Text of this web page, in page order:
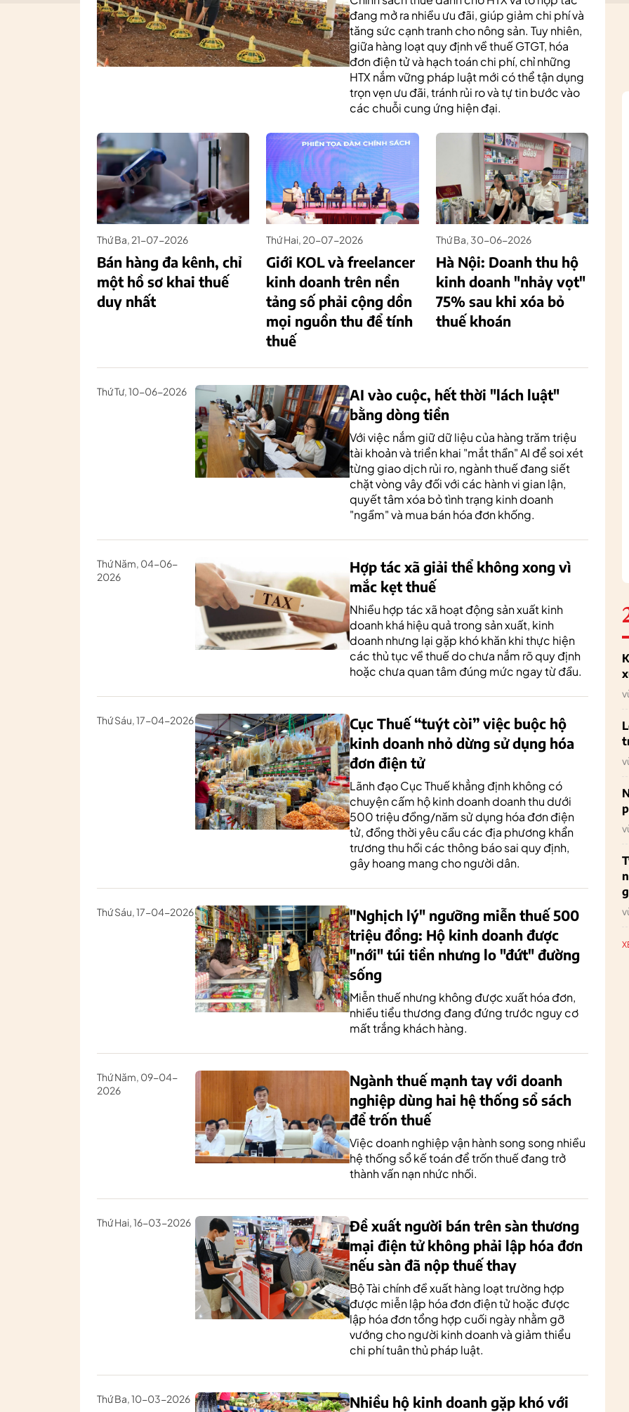
đang mở ra nhiều ưu đãi, giúp giảm chi phí và
tăng sức cạnh tranh cho nông sản. Tuy nhiên,
giữa hàng loạt quy định về thuế GTGT, hóa
đơn điện tử và hạch toán chi phí, chỉ những
HTX nắm vững pháp luật mới có thể tận dụng
trọn vẹn ưu đãi, tránh rủi ro và tự tin bước vào
các chuỗi cung ứng hiện đại.
Thứ Ba, 21-07-2026
Bán hàng đa kênh, chỉ
một hồ sơ khai thuế
duy nhất
Thứ Hai, 20-07-2026
Giới KOL và freelancer
kinh doanh trên nền
tảng số phải cộng dồn
mọi nguồn thu để tính
thuế
Thứ Ba, 30-06-2026
Hà Nội: Doanh thu hộ
kinh doanh "nhảy vọt"
75% sau khi xóa bỏ
thuế khoán
Thứ Tư, 10-06-2026
AI vào cuộc, hết thời "lách luật"
bằng dòng tiền
Với việc nắm giữ dữ liệu của hàng trăm triệu
tài khoản và triển khai "mắt thần" AI để soi xét
từng giao dịch rủi ro, ngành thuế đang siết
chặt vòng vây đối với các hành vi gian lận,
quyết tâm xóa bỏ tình trạng kinh doanh
"ngầm" và mua bán hóa đơn khống.
Thứ Năm, 04-06-
2026
Hợp tác xã giải thể không xong vì
mắc kẹt thuế
Nhiều hợp tác xã hoạt động sản xuất kinh
doanh khá hiệu quả trong sản xuất, kinh
doanh nhưng lại gặp khó khăn khi thực hiện
các thủ tục về thuế do chưa nắm rõ quy định
hoặc chưa quan tâm đúng mức ngay từ đầu.
Thứ Sáu, 17-04-2026
Cục Thuế “tuýt còi” việc buộc hộ
kinh doanh nhỏ dừng sử dụng hóa
đơn điện tử
Lãnh đạo Cục Thuế khẳng định không có
chuyện cấm hộ kinh doanh doanh thu dưới
500 triệu đồng/năm sử dụng hóa đơn điện
tử, đồng thời yêu cầu các địa phương khẩn
trương thu hồi các thông báo sai quy định,
gây hoang mang cho người dân.
Thứ Sáu, 17-04-2026
"Nghịch lý" ngưỡng miễn thuế 500
triệu đồng: Hộ kinh doanh được
"nới" túi tiền nhưng lo "đứt" đường
sống
Miễn thuế nhưng không được xuất hóa đơn,
nhiều tiểu thương đang đứng trước nguy cơ
mất trắng khách hàng.
Thứ Năm, 09-04-
2026
Ngành thuế mạnh tay với doanh
nghiệp dùng hai hệ thống sổ sách
để trốn thuế
Việc doanh nghiệp vận hành song song nhiều
hệ thống sổ kế toán để trốn thuế đang trở
thành vấn nạn nhức nhối.
Thứ Hai, 16-03-2026
Đề xuất người bán trên sàn thương
mại điện tử không phải lập hóa đơn
nếu sàn đã nộp thuế thay
Bộ Tài chính đề xuất hàng loạt trường hợp
được miễn lập hóa đơn điện tử hoặc được
lập hóa đơn tổng hợp cuối ngày nhằm gỡ
vướng cho người kinh doanh và giảm thiểu
chi phí tuân thủ pháp luật.
Thứ Ba, 10-03-2026
Nhiều hộ kinh doanh gặp khó với